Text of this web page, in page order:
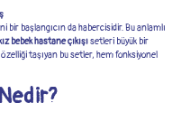
bir başlangıcın da habercisidir. Bu anlamlı
bebek hastane çıkışısetleri büyük bir
taşıyan bu setler, hem fonksiyonel